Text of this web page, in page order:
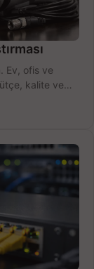
Ev, ofis ve
kalite ve